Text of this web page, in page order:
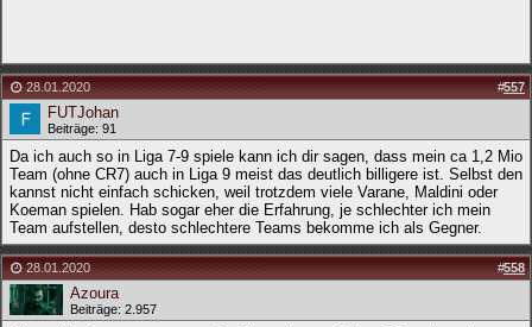
28.01.2020 #557
FUTJohan
Beiträge: 91
Da ich auch so in Liga 7-9 spiele kann ich dir sagen, dass mein ca 1,2 Mio
Team (ohne CR7) auch in Liga 9 meist das deutlich billigere ist. Selbst den
kannst nicht einfach schicken, weil trotzdem viele Varane, Maldini oder
Koeman spielen. Hab sogar eher die Erfahrung, je schlechter ich mein
Team aufstellen, desto schlechtere Teams bekomme ich als Gegner.
28.01.2020 #558
Azoura
Beiträge: 2.957